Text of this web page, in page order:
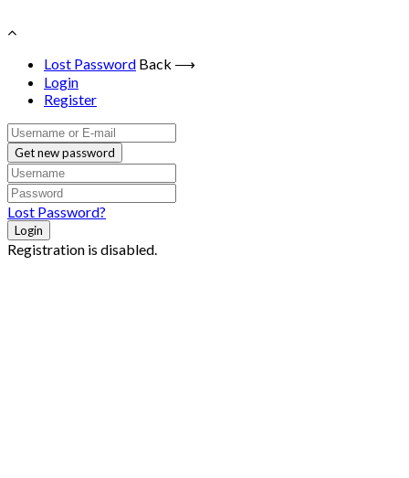
Lost Password Back ⟶
Login
Register
Get new password
Lost Password?
Login
Registration is disabled.